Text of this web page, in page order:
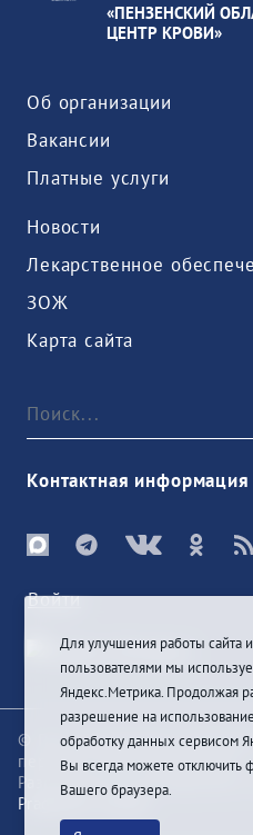
«ПЕНЗЕНСКИЙ
ЦЕНТР КРОВИ»
Об организации
Вакансии
Платные услуги
Новости
Лекарственное
ЗОЖ
Карта сайта
Контактная информация
Войти
© При цитировании
первоисточник обязательна
Разработка и техподдержка
Pragmatic Studio
Для улучшения работы сайта
пользователями мы
Яндекс.Метрика. Продолжая
разрешение на
обработку данных сервисом
Вы всегда можете отключить
Вашего браузера.